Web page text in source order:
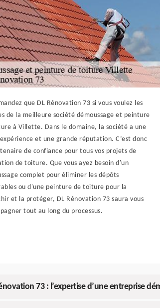
que DL Rénovation 73 si vous voulez les
de la meilleure société démoussage et peinture
à Villette. Dans le domaine, la société a une
et une grande réputation. C’est donc
de confiance pour tous vos projets de
de toiture. Que vous ayez besoin d'un
complet pour éliminer les dépôts
ou d'une peinture de toiture pour la
et la protéger, DL Rénovation 73 saura vous
tout au long du processus.
73 : l’expertise d’une entreprise